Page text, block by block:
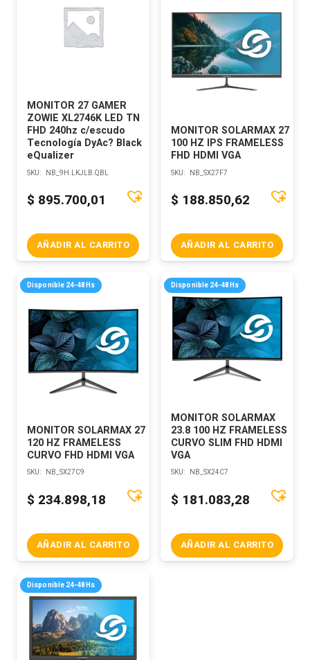
MONITOR 27 GAMER
ZOWIE XL2746K LED TN
FHD 240hz c/escudo
Tecnología DyAc? Black
eQualizer
SKU: NB_9H.LKJLB.QBL
$ 895.700,01
AÑADIR AL CARRITO
MONITOR SOLARMAX 27
100 HZ IPS FRAMELESS
FHD HDMI VGA
SKU: NB_SX27F7
$ 188.850,62
AÑADIR AL CARRITO
Disponible 24-48Hs
MONITOR SOLARMAX 27
120 HZ FRAMELESS
CURVO FHD HDMI VGA
SKU: NB_SX27C9
$ 234.898,18
AÑADIR AL CARRITO
Disponible 24-48Hs
MONITOR SOLARMAX
23.8 100 HZ FRAMELESS
CURVO SLIM FHD HDMI
VGA
SKU: NB_SX24C7
$ 181.083,28
AÑADIR AL CARRITO
Disponible 24-48Hs